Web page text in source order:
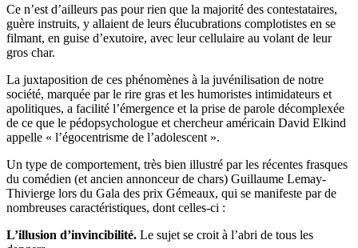
Ce n’est d’ailleurs pas pour rien que la majorité des contestataires,
guère instruits, y allaient de leurs élucubrations complotistes en se
filmant, en guise d’exutoire, avec leur cellulaire au volant de leur
gros char.
La juxtaposition de ces phénomènes à la juvénilisation de notre
société, marquée par le rire gras et les humoristes intimidateurs et
apolitiques, a facilité l’émergence et la prise de parole décomplexée
de ce que le pédopsychologue et chercheur américain David Elkind
appelle « l’égocentrisme de l’adolescent ».
Un type de comportement, très bien illustré par les récentes frasques
du comédien (et ancien annonceur de chars) Guillaume Lemay-
Thivierge lors du Gala des prix Gémeaux, qui se manifeste par de
nombreuses caractéristiques, dont celles-ci :
L’illusion d’invincibilité. Le sujet se croit à l’abri de tous les